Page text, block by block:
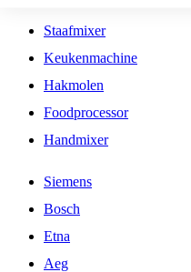
Staafmixer
Keukenmachine
Hakmolen
Foodprocessor
Handmixer
Siemens
Bosch
Etna
Aeg